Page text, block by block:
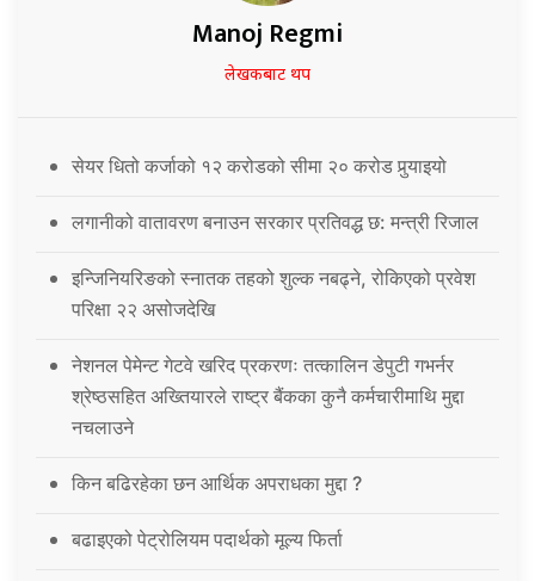
Manoj Regmi
लेखकबाट थप
सेयर धितो कर्जाको १२ करोडको सीमा २० करोड पुर्‍याइयो
लगानीको वातावरण बनाउन सरकार प्रतिवद्ध छ: मन्त्री रिजाल
इन्जिनियरिङको स्नातक तहको शुल्क नबढ्ने, रोकिएको प्रवेश
परिक्षा २२ असोजदेखि
नेशनल पेमेन्ट गेटवे खरिद प्रकरणः तत्कालिन डेपुटी गभर्नर
श्रेष्ठसहित अख्तियारले राष्ट्र बैंकका कुनै कर्मचारीमाथि मुद्दा
नचलाउने
किन बढिरहेका छन आर्थिक अपराधका मुद्दा ?
बढाइएको पेट्रोलियम पदार्थको मूल्य फिर्ता